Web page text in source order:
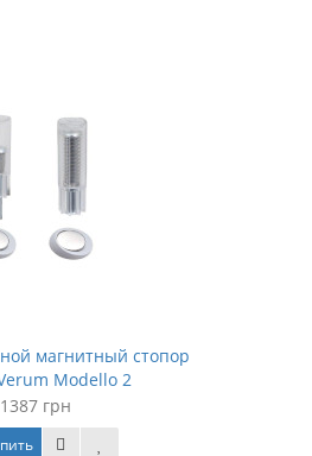
магнитный стопор
Modello 2
1387 грн